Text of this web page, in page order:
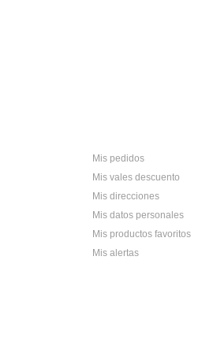
Mis pedidos
Mis vales descuento
Mis direcciones
Mis datos personales
Mis productos favoritos
Mis alertas